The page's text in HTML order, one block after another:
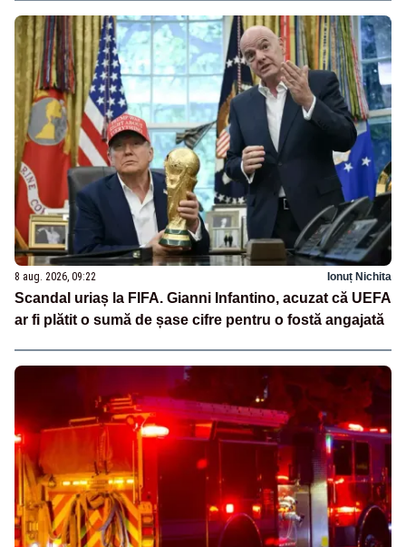
8 aug. 2026, 09:22 Ionuț Nichita
Scandal uriaș la FIFA. Gianni Infantino, acuzat că UEFA
ar fi plătit o sumă de șase cifre pentru o fostă angajată